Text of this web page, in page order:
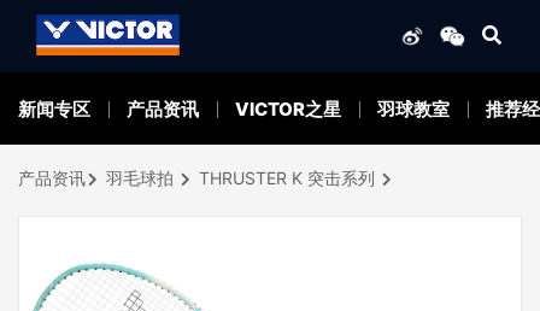
新闻专区 产品资讯 VICTOR之星 羽球教室 推荐
产品资讯 羽毛球拍 THRUSTER K 突击系列